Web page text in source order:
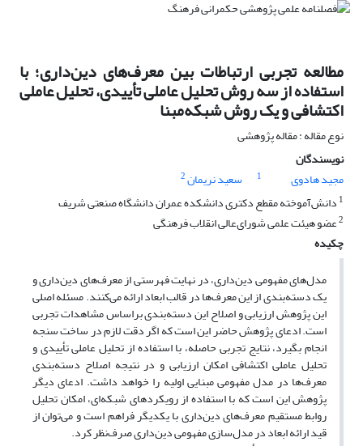
مطالعه تجربی ارتباطات بین معرف‌‌های دین‌داری؛ با
استفاده از سه روش تحلیل عاملی تأییدی، تحلیل عاملی
اکتشافی و یک روش شبکه‌مبنا
نوع مقاله : مقاله پژوهشی
نویسندگان
مجید هادوی
1 سعید نریمان2
1 دانش‌آموخته مقطع دکتری دانشکده عمران دانشگاه صنعتی شریف
2عضو هیئت علمی شورای‌عالی انقلاب فرهنگی
چکیده
مدل‌های مفهومی دین‌داری، در نهایت فهرستی از معرف‌های دین‌داری و
یک دسته‌بندی از این معرف‌ها در قالب ابعاد ارائه می‌کنند. مسئله اصلی
این پژوهش ارزیابی و اصلاح این دسته‌بندی براساس مشاهدات تجربی
است. ادعای پژوهش حاضر این است که اگر دقت لازم در ساخت سنجه
انجام بگیرد، نتایج تجربی حاصله، با استفاده از تحلیل عاملی تأییدی و
تحلیل عاملی اکتشافی امکان ارزیابی و در نتیجه اصلاح دسته‌بندی
معرف‌ها در مدل‌ مفهومی مبنایی اولیه را خواهد داشت. ادعای دیگر
پژوهش این است که با استفاده از رویکردهای شبکه‌ای، امکان تحلیل
روابط مستقیم معرف‌های دین‌داری با یکدیگر فراهم است و می‌توان از
قید ارائه ابعاد در مدل‌سازی مفهومی دین‌داری صرف‌نظر کرد.